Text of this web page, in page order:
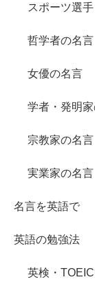
スポーツ選
哲学者の名言
女優の名言
学者・発明
宗教家の名言
実業家の名言
名言を英語で
英語の勉強法
英検・